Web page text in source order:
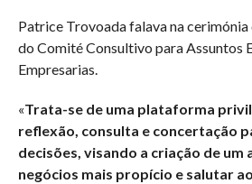
Patrice Trovoada falava na cerimónia
do Comité Consultivo para Assuntos
Empresarias.
«Trata-se de uma plataforma
reflexão, consulta e concertação
decisões, visando a criação de um
negócios mais propício e salutar